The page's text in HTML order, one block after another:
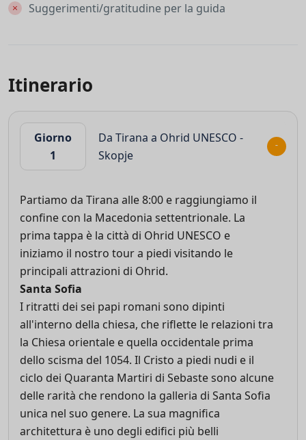
Suggerimenti/gratitudine per la guida
Itinerario
Giorno
1
Da Tirana a Ohrid UNESCO -
Skopje
Partiamo da Tirana alle 8:00 e raggiungiamo il
confine con la Macedonia settentrionale. La
prima tappa è la città di Ohrid UNESCO e
iniziamo il nostro tour a piedi visitando le
principali attrazioni di Ohrid.
Santa Sofia
I ritratti dei sei papi romani sono dipinti
all'interno della chiesa, che riflette le relazioni tra
la Chiesa orientale e quella occidentale prima
dello scisma del 1054. Il Cristo a piedi nudi e il
ciclo dei Quaranta Martiri di Sebaste sono alcune
delle rarità che rendono la galleria di Santa Sofia
unica nel suo genere. La sua magnifica
architettura è uno degli edifici più belli